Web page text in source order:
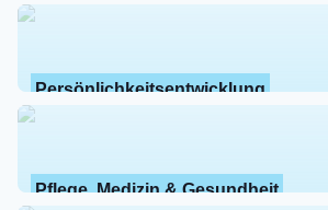
Persönlichkeitsentwicklung
Pflege, Medizin & Gesundheit